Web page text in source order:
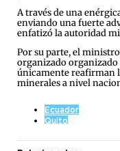
A través de una
enviando una fuerte
enfatizó la autoridad
Por su parte, el
organizado organizado
únicamente reafirman
minerales a nivel
Ecuador
Quito